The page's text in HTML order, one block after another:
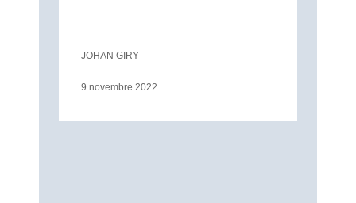
JOHAN GIRY
9 novembre 2022